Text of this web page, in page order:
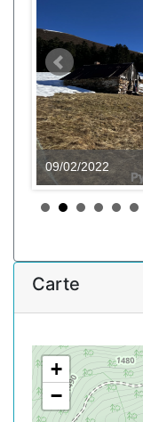
09/02/2022
Carte
+
−